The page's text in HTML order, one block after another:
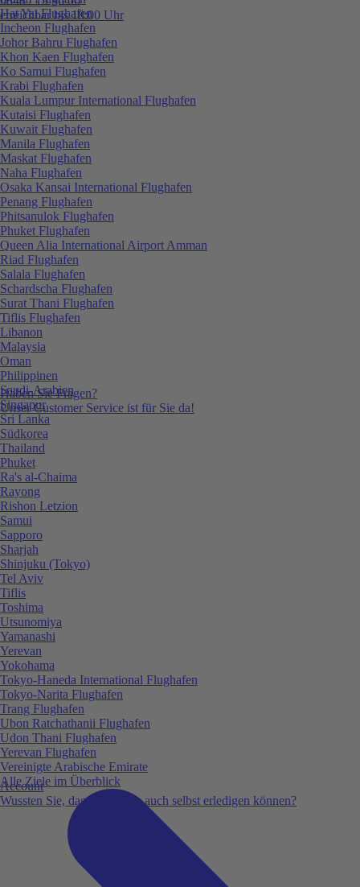
erreichbar bis 18:00 Uhr
Haben Sie Fragen?
Unser Customer Service ist für Sie da!
Account
Wussten Sie, dass Sie vieles auch selbst erledigen können?
Hat Yai Flughafen
Incheon Flughafen
Johor Bahru Flughafen
Khon Kaen Flughafen
Ko Samui Flughafen
Krabi Flughafen
Kuala Lumpur International Flughafen
Kutaisi Flughafen
Kuwait Flughafen
Manila Flughafen
Maskat Flughafen
Naha Flughafen
Osaka Kansai International Flughafen
Penang Flughafen
Phitsanulok Flughafen
Phuket Flughafen
Queen Alia International Airport Amman
Riad Flughafen
Salala Flughafen
Schardscha Flughafen
Surat Thani Flughafen
Tiflis Flughafen
Libanon
Malaysia
Oman
Philippinen
Saudi-Arabien
Singapur
Sri Lanka
Südkorea
Thailand
Phuket
Ra's al-Chaima
Rayong
Rishon Letzion
Samui
Sapporo
Sharjah
Shinjuku (Tokyo)
Tel Aviv
Tiflis
Toshima
Utsunomiya
Yamanashi
Yerevan
Yokohama
Tokyo-Haneda International Flughafen
Tokyo-Narita Flughafen
Trang Flughafen
Ubon Ratchathanii Flughafen
Udon Thani Flughafen
Yerevan Flughafen
Vereinigte Arabische Emirate
Alle Ziele im Überblick